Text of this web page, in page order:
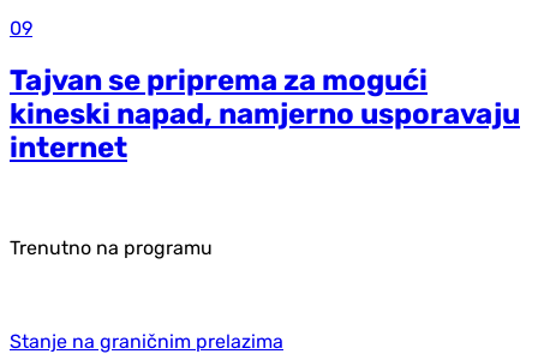
09
Tajvan se priprema za mogući
kineski napad, namjerno usporavaju
internet
Trenutno na programu
Stanje na graničnim prelazima